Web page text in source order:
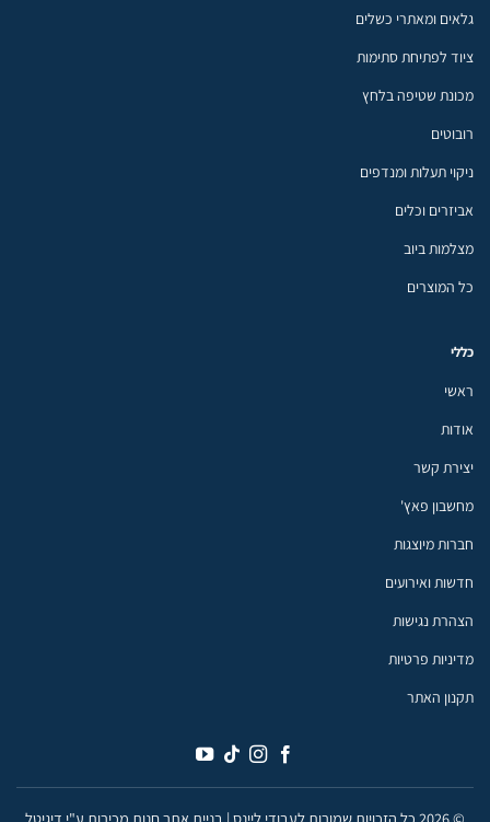
גלאים ומאתרי כשלים
ציוד לפתיחת סתימות
מכונת שטיפה בלחץ
רובוטים
ניקוי תעלות ומנדפים
אביזרים וכלים
מצלמות ביוב
כל המוצרים
כללי
ראשי
אודות
יצירת קשר
מחשבון פאץ'
חברות מיוצגות
חדשות ואירועים
הצהרת נגישות
מדיניות פרטיות
תקנון האתר